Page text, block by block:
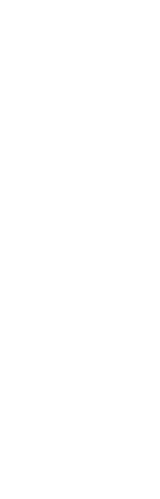
pas contre
business
manquer de
pétrole
de
vie et de
au passage
de leçons
pas
tél. Bonne